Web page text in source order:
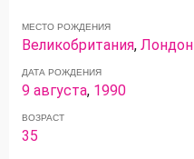
МЕСТО РОЖДЕНИЯ
Великобритания,Лондон
ДАТА РОЖДЕНИЯ
9 августа, 1990
ВОЗРАСТ
35